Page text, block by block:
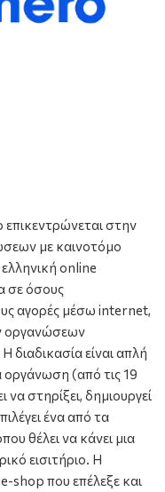
στην
με καινοτόμο
online
σε όσους
αγορές μέσω internet,
οργανώσεων
είναι απλή
οργάνωση (από τις 19
να στηρίξει, δημιουργεί
ένα από τα
θέλει να κάνει μια
εισιτήριο. Η
shop που επέλεξε και